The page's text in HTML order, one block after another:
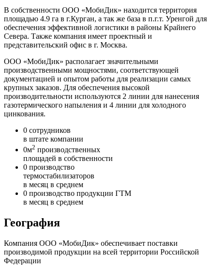
В собственности ООО «МобиДик» находится территория
площадью 4.9 га в г.Курган, а так же база в п.г.т. Уренгой для
обеспечения эффективной логистики в районы Крайнего
Севера. Также компания имеет проектный и
представительский офис в г. Москва.
ООО «МобиДик» располагает значительными
производственными мощностями, соответствующей
документацией и опытом работы для реализации самых
крупных заказов. Для обеспечения высокой
производительности используются 2 линии для нанесения
газотермического напыления и 4 линии для холодного
цинкования.
0 сотрудников
в штате компании
0м2 производственных
площадей в собственности
0 производство
термостабилизаторов
в месяц в среднем
0 производство продукции ГТМ
в месяц в среднем
География
Компания ООО «МобиДик» обеспечивает поставки
производимой продукции на всей территории Российской
Федерации